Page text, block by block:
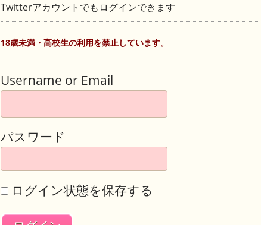
Twitterアカウントでもログインできます
18歳未満・高校生の利用を禁止しています。
Username or Email
パスワード
ログイン状態を保存する